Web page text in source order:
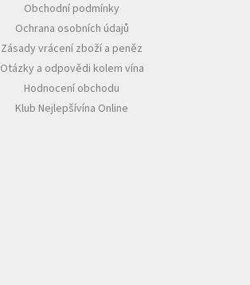
Obchodní podmínky
Ochrana osobních údajů
Zásady vrácení zboží a peněz
Otázky a odpovědi kolem vína
Hodnocení obchodu
Klub Nejlepšívína Online